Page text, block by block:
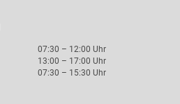
07:30 – 12:00 Uhr
13:00 – 17:00 Uhr
07:30 – 15:30 Uhr